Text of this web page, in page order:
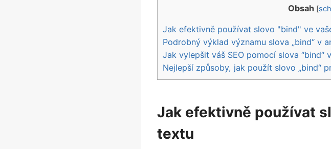
Obsah [
Jak efektivně používat slovo "bind" ve
Podrobný výklad významu slova „bind“ v
Jak ⁤vylepšit váš⁤ SEO ‍pomocí slova ⁤“bind“
Nejlepší způsoby, jak použít slovo „bind“
Jak efektivně používat
textu